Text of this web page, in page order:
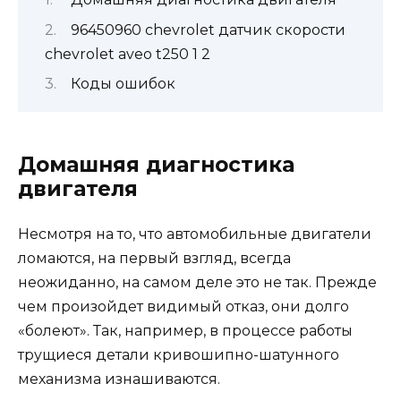
96450960 chevrolet датчик скорости
chevrolet aveo t250 1 2
Коды ошибок
Домашняя диагностика
двигателя
Несмотря на то, что автомобильные двигатели
ломаются, на первый взгляд, всегда
неожиданно, на самом деле это не так. Прежде
чем произойдет видимый отказ, они долго
«болеют». Так, например, в процессе работы
трущиеся детали кривошипно-шатунного
механизма изнашиваются.